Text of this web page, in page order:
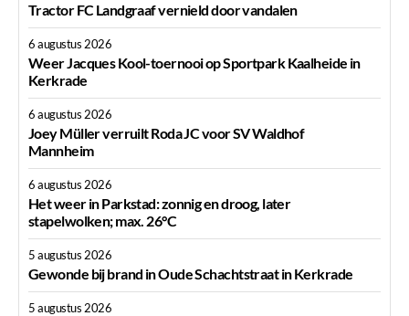
Tractor FC Landgraaf vernield door vandalen
6 augustus 2026
Weer Jacques Kool-toernooi op Sportpark Kaalheide in
Kerkrade
6 augustus 2026
Joey Müller verruilt Roda JC voor SV Waldhof
Mannheim
6 augustus 2026
Het weer in Parkstad: zonnig en droog, later
stapelwolken; max. 26°C
5 augustus 2026
Gewonde bij brand in Oude Schachtstraat in Kerkrade
5 augustus 2026